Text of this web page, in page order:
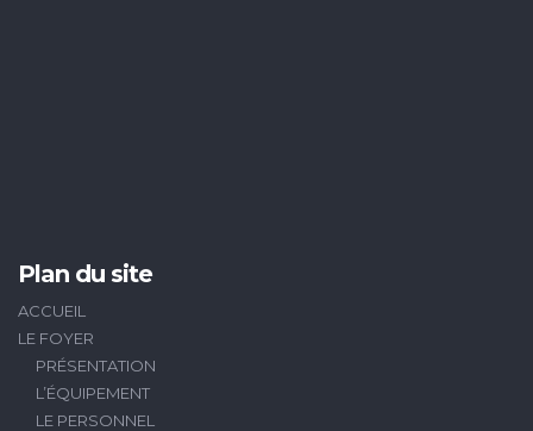
Plan du site
ACCUEIL
LE FOYER
PRÉSENTATION
L’ÉQUIPEMENT
LE PERSONNEL